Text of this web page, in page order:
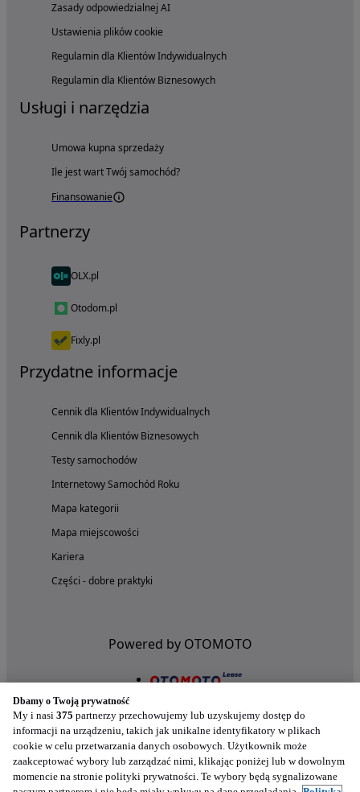
Zasady odpowiedzialnej AI
Ustawienia plików cookie
Regulamin dla Klientów Indywidualnych
Regulamin dla Klientów Biznesowych
Usługi i narzędzia
Umowa kupna sprzedaży
Ile jest wart Twój samochód?
Finansowanie
Partnerzy
OLX.pl
Otodom.pl
Fixly.pl
Przydatne informacje
Cennik dla Klientów Indywidualnych
Cennik dla Klientów Biznesowych
Testy samochodów
Internetowy Samochód Roku
Mapa kategorii
Mapa miejscowości
Kariera
Części - dobre praktyki
Powered by OTOMOTO
Dbamy o Twoją prywatność
My i nasi 375 partnerzy przechowujemy lub uzyskujemy dostęp do
informacji na urządzeniu, takich jak unikalne identyfikatory w plikach
cookie w celu przetwarzania danych osobowych. Użytkownik może
zaakceptować wybory lub zarządzać nimi, klikając poniżej lub w dowolnym
momencie na stronie polityki prywatności. Te wybory będą sygnalizowane